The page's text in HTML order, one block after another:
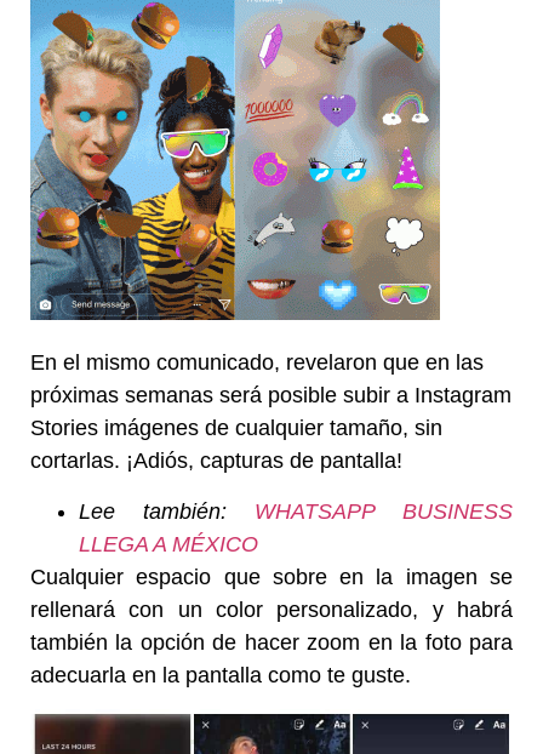
En el mismo comunicado, revelaron que en las
próximas semanas será posible subir a Instagram
Stories imágenes de cualquier tamaño, sin
cortarlas. ¡Adiós, capturas de pantalla!
Lee también: WHATSAPP BUSINESS
LLEGA A MÉXICO
Cualquier espacio que sobre en la imagen se
rellenará con un color personalizado, y habrá
también la opción de hacer zoom en la foto para
adecuarla en la pantalla como te guste.